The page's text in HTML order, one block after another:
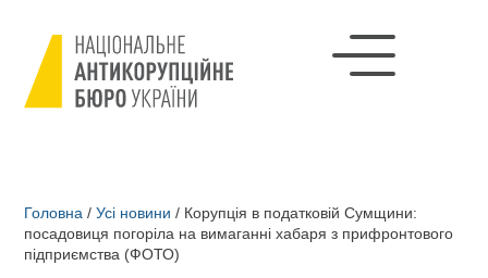
Головна / Усі новини / Корупція в податковій Сумщини:
посадовиця погоріла на вимаганні хабаря з прифронтового
підприємства (ФОТО)